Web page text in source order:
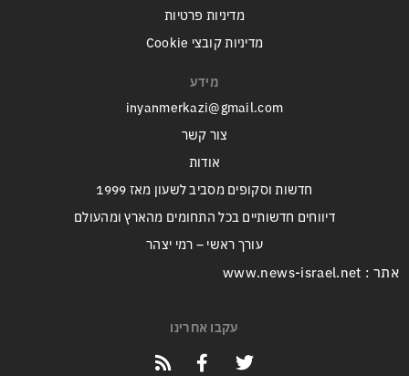
מדיניות פרטיות
מדיניות קובצי Cookie
מידע
inyanmerkazi@gmail.com
צור קשר
אודות
חדשות וסקופים מסביב לשעון מאז 1999
דיווחים חדשותיים בכל התחומים מהארץ ומהעולם
עורך ראשי – רמי יצהר
אתר : www.news-israel.net
עקבו אחרינו